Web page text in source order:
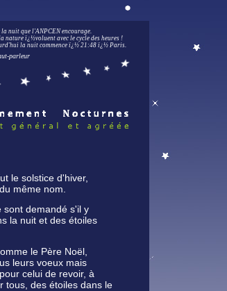
nuit que l'ANPCEN encourage.
nature ï¿½voluent avec le cycle des heures !
la nuit commence ï¿½ 21:48 ï¿½ Paris.
parleur
le solstice d'hiver,
même nom.
sont demandé s'il y
la nuit et des étoiles
le Père Noël,
leurs voeux mais
celui de revoir, à
tous, des étoiles dans le